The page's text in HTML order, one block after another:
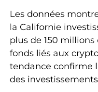
Les données
la Californie
plus de 150
fonds liés aux
tendance confirme
des